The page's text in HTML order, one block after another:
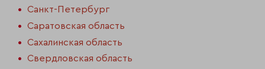
Санкт-Петербург
Саратовская область
Сахалинская область
Свердловская область